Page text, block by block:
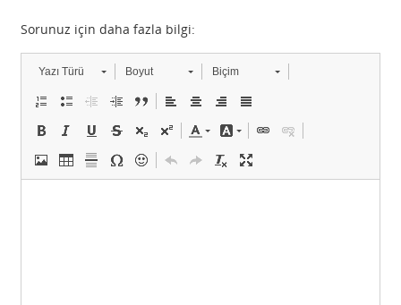
Sorunuz için daha fazla bilgi:
Yazı Türü Boyut Biçim